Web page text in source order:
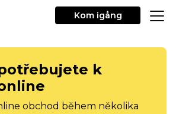
Kom igång
k
obchod během několika